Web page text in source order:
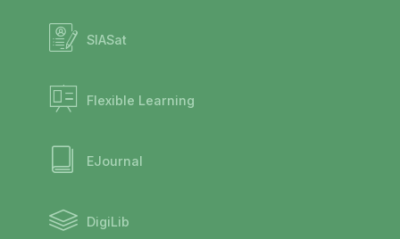
SIASat
Flexible Learning
EJournal
DigiLib